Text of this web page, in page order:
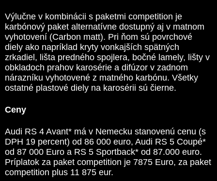
Výlučne v kombinácii s paketmi competition je
karbónový paket alternatívne dostupný aj v matnom
vyhotovení (Carbon matt). Pri ňom sú povrchové
diely ako napríklad kryty vonkajších spätných
zrkadiel, lišta predného spojlera, bočné lamely, lišty v
obkladoch prahov karosérie a difúzor v zadnom
nárazníku vyhotovené z matného karbónu. Všetky
ostatné plastové diely na karosérii sú čierne.
Ceny
Audi RS 4 Avant* má v Nemecku stanovenú cenu (s
DPH 19 percent) od 86 000 euro, Audi RS 5 Coupé*
od 87 000 Euro a RS 5 Sportback* od 87.000 euro.
Príplatok za paket competition je 7875 Euro, za paket
competition plus 11 875 eur.